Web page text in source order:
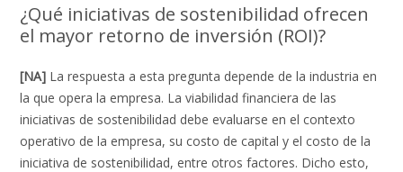
¿Qué iniciativas de sostenibilidad ofrecen
el mayor retorno de inversión (ROI)?
[NA] La respuesta a esta pregunta depende de la industria en
la que opera la empresa. La viabilidad financiera de las
iniciativas de sostenibilidad debe evaluarse en el contexto
operativo de la empresa, su costo de capital y el costo de la
iniciativa de sostenibilidad, entre otros factores. Dicho esto,